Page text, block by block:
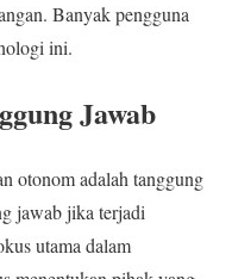
Banyak pengguna
ini.
Jawab
otonom adalah tanggung
jawab jika terjadi
utama dalam